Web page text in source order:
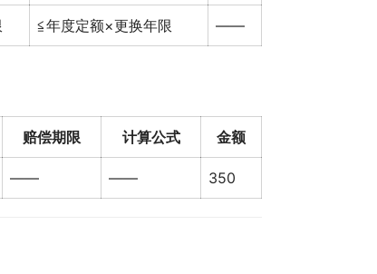
≦年度定额×更换年限 ——
赔偿期限 计算公式 金额
—— —— 350